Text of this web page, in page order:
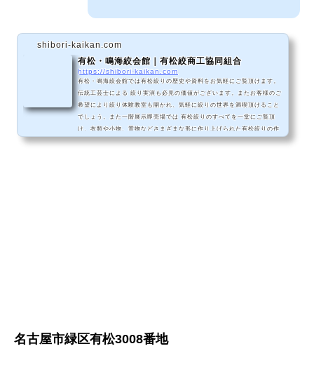
shibori-kaikan.com
有松・鳴海絞会館｜有松絞商工協同組合
https://shibori-kaikan.com
有松・鳴海絞会館では有松絞りの歴史や資料をお気軽にご覧頂けます。
伝統工芸士による 絞り実演も必見の価値がございます。またお客様のご
希望により絞り体験教室も開かれ、気軽に絞りの世界を満喫頂けること
でしょう。また一階展示即売場では 有松絞りのすべてを一堂にご覧頂
け、衣類や小物、置物などさまざまな形に作り上げられた有松絞りの作
品をその場でお買い求め頂くこともできます。名古屋、有松が誇る、日
名古屋市緑区有松3008番地